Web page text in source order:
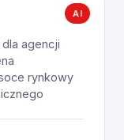
AI
agencji
rynkowy